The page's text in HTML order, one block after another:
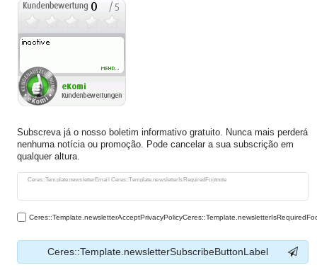
Subscreva já o nosso boletim informativo gratuito. Nunca mais perderá
nenhuma notícia ou promoção. Pode cancelar a sua subscrição em
qualquer altura.
Ceres::Template.newsletterEmail Ceres::Template.newsletterIsRequiredFootnote
Ceres::Template.newsletterHoneypotLabel
Ceres::Template.newsletterSubscribeButtonLabel